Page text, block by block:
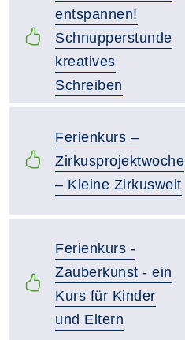
entspannen!
Schnupperstunde
kreatives
Schreiben
Ferienkurs –
Zirkusprojektwoche
– Kleine Zirkuswelt
Ferienkurs -
Zauberkunst - ein
Kurs für Kinder
und Eltern